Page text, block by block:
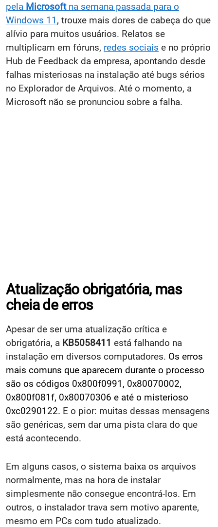
pela Microsoft na semana passada para o
Windows 11 , trouxe mais dores de cabeça do que
alívio para muitos usuários. Relatos se
multiplicam em fóruns, redes sociais e no próprio
Hub de Feedback da empresa, apontando desde
falhas misteriosas na instalação até bugs sérios
no Explorador de Arquivos. Até o momento, a
Microsoft não se pronunciou sobre a falha.
Atualização obrigatória, mas
cheia de erros
Apesar de ser uma atualização crítica e
obrigatória, a KB5058411 está falhando na
instalação em diversos computadores. Os erros
mais comuns que aparecem durante o processo
são os códigos 0x800f0991, 0x80070002,
0x800f081f, 0x80070306 e até o misterioso
0xc0290122. E o pior: muitas dessas mensagens
são genéricas, sem dar uma pista clara do que
está acontecendo.
Em alguns casos, o sistema baixa os arquivos
normalmente, mas na hora de instalar
simplesmente não consegue encontrá-los. Em
outros, o instalador trava sem motivo aparente,
mesmo em PCs com tudo atualizado.